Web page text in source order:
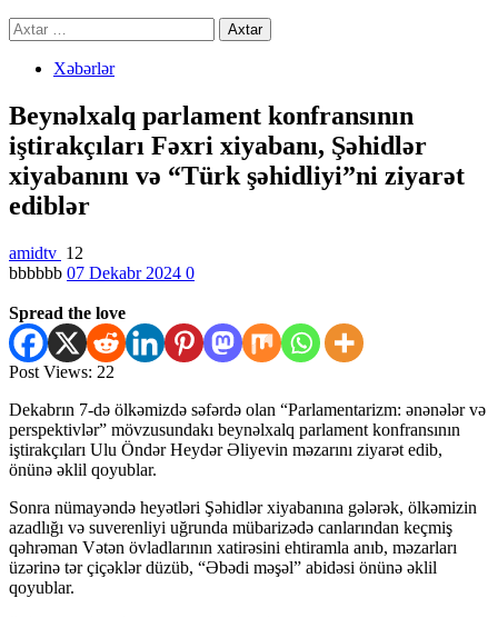
Axtarış:
Xəbərlər
Beynəlxalq parlament konfransının
iştirakçıları Fəxri xiyabanı, Şəhidlər
xiyabanını və “Türk şəhidliyi”ni ziyarət
ediblər
amidtv 12
bbbbbb 07 Dekabr 2024 0
Spread the love
Post Views: 22
Dekabrın 7-də ölkəmizdə səfərdə olan “Parlamentarizm: ənənələr və
perspektivlər” mövzusundakı beynəlxalq parlament konfransının
iştirakçıları Ulu Öndər Heydər Əliyevin məzarını ziyarət edib,
önünə əklil qoyublar.
Sonra nümayəndə heyətləri Şəhidlər xiyabanına gələrək, ölkəmizin
azadlığı və suverenliyi uğrunda mübarizədə canlarından keçmiş
qəhrəman Vətən övladlarının xatirəsini ehtiramla anıb, məzarları
üzərinə tər çiçəklər düzüb, “Əbədi məşəl” abidəsi önünə əklil
qoyublar.